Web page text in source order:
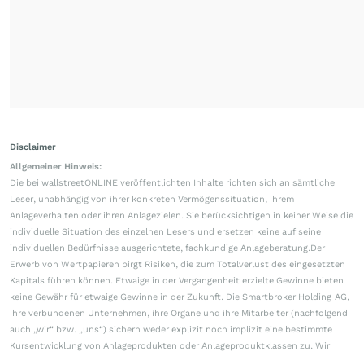
Disclaimer
Allgemeiner Hinweis:
Die bei wallstreetONLINE veröffentlichten Inhalte richten sich an sämtliche
Leser, unabhängig von ihrer konkreten Vermögenssituation, ihrem
Anlageverhalten oder ihren Anlagezielen. Sie berücksichtigen in keiner Weise die
individuelle Situation des einzelnen Lesers und ersetzen keine auf seine
individuellen Bedürfnisse ausgerichtete, fachkundige Anlageberatung.Der
Erwerb von Wertpapieren birgt Risiken, die zum Totalverlust des eingesetzten
Kapitals führen können. Etwaige in der Vergangenheit erzielte Gewinne bieten
keine Gewähr für etwaige Gewinne in der Zukunft. Die Smartbroker Holding AG,
ihre verbundenen Unternehmen, ihre Organe und ihre Mitarbeiter (nachfolgend
auch „wir“ bzw. „uns“) sichern weder explizit noch implizit eine bestimmte
Kursentwicklung von Anlageprodukten oder Anlageproduktklassen zu. Wir